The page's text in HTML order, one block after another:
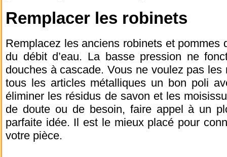
Remplacer les robinets
Remplacez les anciens robinets et pommes
du débit d’eau. La basse pression ne
douches à cascade. Vous ne voulez pas
tous les articles métalliques un bon poli
éliminer les résidus de savon et les
de doute ou de besoin, faire appel à un
parfaite idée. Il est le mieux placé pour
votre pièce.